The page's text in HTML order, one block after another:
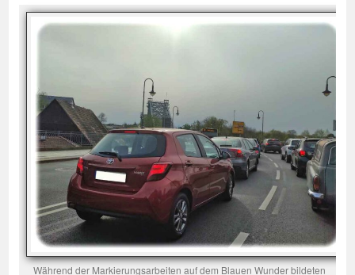
Während der Markierungsarbeiten auf dem Blauen Wunder bildeten